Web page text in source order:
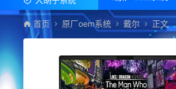
首页 原厂oem系统 戴尔 正文